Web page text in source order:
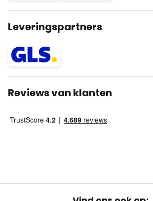
Leveringspartners
Reviews van klanten